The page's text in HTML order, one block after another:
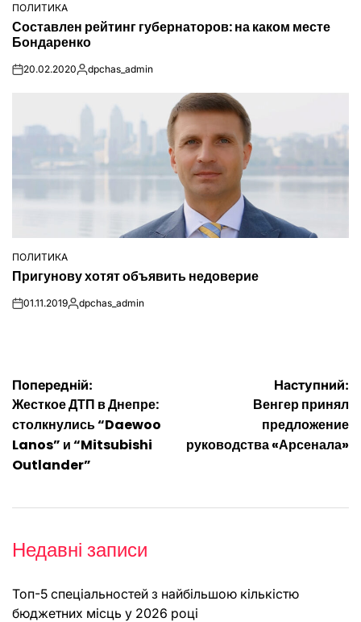
ОПУБЛІКУВАТИ
У
ПОЛИТИКА
Составлен рейтинг губернаторов: на каком месте
Бондаренко
on20.02.2020Опубліковано
dpchas_admin
ОПУБЛІКУВАТИ
ПОЛИТИКА
Пригунову хотят объявить недоверие
on01.11.2019Опубліковано
dpchas_admin
Навігація
записів
Попередній:
Жесткое ДТП в Днепре:
столкнулись “Daewoo
Lanos” и “Mitsubishi
Outlander”
Наступний:
Венгер принял
предложение
руководства «Арсенала»
Недавні записи
Топ-5 спеціальностей з найбільшою кількістю
бюджетних місць у 2026 році